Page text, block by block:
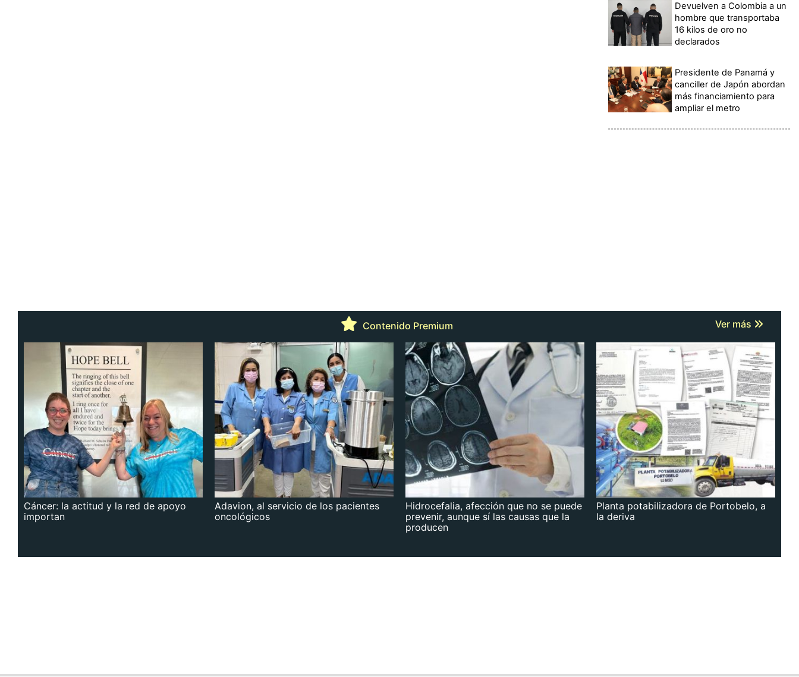
Devuelven a Colombia a un
hombre que transportaba
16 kilos de oro no
declarados
Presidente de Panamá y
canciller de Japón abordan
más financiamiento para
ampliar el metro
Contenido Premium Ver más
Cáncer: la actitud y la red de apoyo
importan
Adavion, al servicio de los pacientes
oncológicos
Hidrocefalia, afección que no se puede
prevenir, aunque sí las causas que la
producen
Planta potabilizadora de Portobelo, a
la deriva